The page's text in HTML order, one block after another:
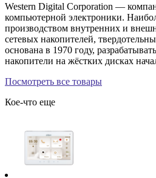
Western Digital Corporation —
компьютерной электроники.
производством внутренних и
сетевых накопителей,
основана в 1970 году,
накопители на жёстких дисках
Посмотреть все товары
Кое-что еще